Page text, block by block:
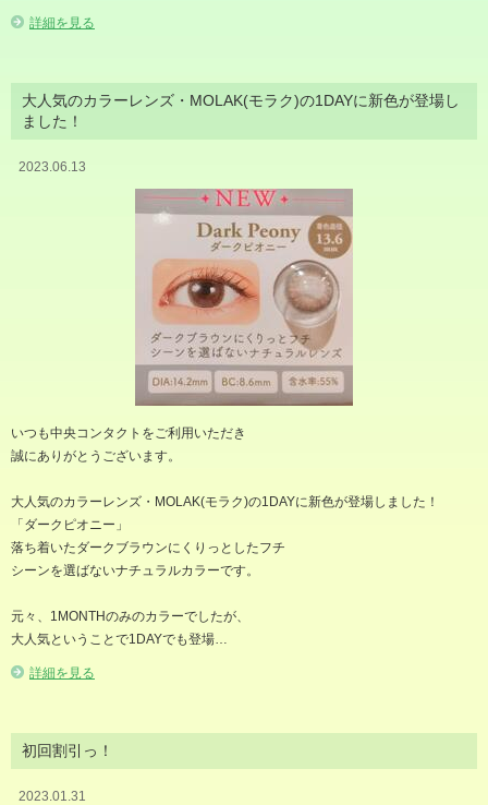
詳細を見る
大人気のカラーレンズ・MOLAK(モラク)の1DAYに新色が登場し
ました！
2023.06.13
いつも中央コンタクトをご利用いただき
誠にありがとうございます。
大人気のカラーレンズ・MOLAK(モラク)の1DAYに新色が登場しました！
「ダークピオニー」
落ち着いたダークブラウンにくりっとしたフチ
シーンを選ばないナチュラルカラーです。
元々、1MONTHのみのカラーでしたが、
大人気ということで1DAYでも登場…
詳細を見る
初回割引っ！
2023.01.31